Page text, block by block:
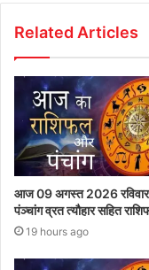
Related Articles
आज 09 अगस्त 2026
पंञ्चांग व्रत त्यौहार सहित
19 hours ago